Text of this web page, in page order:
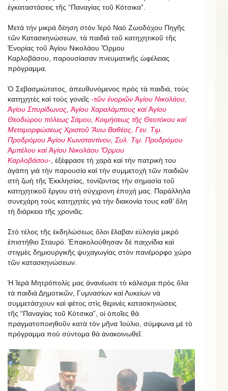
ἐγκαταστάσεις τῆς “Παναγίας τοῦ Κότσικα”.
Μετά τήν μικρά δέηση στόν Ἱερό Ναό Ζωοδόχου Πηγῆς
τῶν Κατασκηνώσεων, τὰ παιδιά τοῦ κατηχητικοῦ τῆς
Ἐνορίας τοῦ Ἁγίου Νικολάου Ὄρμου
Καρλοβάσου, παρουσίασαν πνευματικῆς ὡφέλειας
πρόγραμμα.
Ὁ Σεβασμιώτατος, ἀπευθυνόμενος πρὸς τὰ παιδιά, τοὺς
κατηχητὲς καὶ τοὺς γονεῖς -τῶν ἐνοριῶν Ἁγίου Νικολάου,
Ἁγίου Σπυρίδωνος, Ἁγίου Χαραλάμπους καί Ἁγίου
Θεοδώρου πόλεως Σάμου, Κοιμήσεως τῆς Θεοτόκου καί
Μεταμορφώσεως Χριστοῦ Ἄνω Βαθέος, Γεν. Τιμ.
Προδρόμου Ἁγίου Κωνσταντίνου, Συλ. Τιμ. Προδρόμου
Ἀμπέλου καί Ἁγίου Νικολάου Ὄρμου
Καρλοβάσου- , ἐξέφρασε τὴ χαρὰ καὶ τὴν πατρικὴ του
ἀγάπη γιὰ τὴν παρουσία καὶ τήν συμμετοχὴ τῶν παιδιῶν
στὴ ζωὴ τῆς Ἐκκλησίας, τονίζοντας τὴν σημασία τοῦ
κατηχητικοῦ ἔργου στὴ σύγχρονη ἐποχή μας. Παράλληλα
συνεχάρη τοὺς κατηχητὲς γιὰ τὴν διακονία τους καθ’ ὅλη
τὴ διάρκεια τῆς χρονιᾶς.
Στὸ τέλος τῆς ἐκδηλώσεως ὅλοι ἔλαβαν εὐλογία μικρό
ἐπιστήθιο Σταυρό. Ἐπακολούθησαν δέ παιχνίδια καὶ
στιγμὲς δημιουργικῆς ψυχαγωγίας στὸν πανέμορφο χώρο
τῶν κατασκηνώσεων.
Ἡ Ἱερὰ Μητρόπολίς μας ἀνανέωσε τὸ κάλεσμα πρὸς ὅλα
τὰ παιδιά Δημοτικῶν, Γυμνασίων καὶ Λυκείων νὰ
συμμετάσχουν καὶ φέτος στὶς θερινὲς κατασκηνώσεις
τῆς “Παναγίας τοῦ Κότσικα”, οἱ ὁποῖες θὰ
πραγματοποιηθοῦν κατὰ τὸν μῆνα Ἰούλιο, σύμφωνα μὲ τὸ
πρόγραμμα ποὺ σύντομα θὰ ἀνακοινωθεῖ.